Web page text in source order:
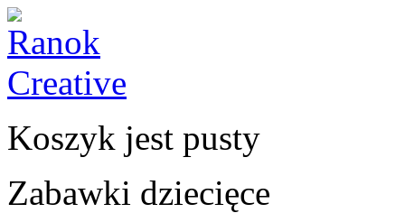
Koszyk jest pusty
Zabawki dziecięce